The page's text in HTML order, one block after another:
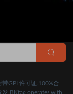
GPL许可证.100%合
发.BKtao operates with